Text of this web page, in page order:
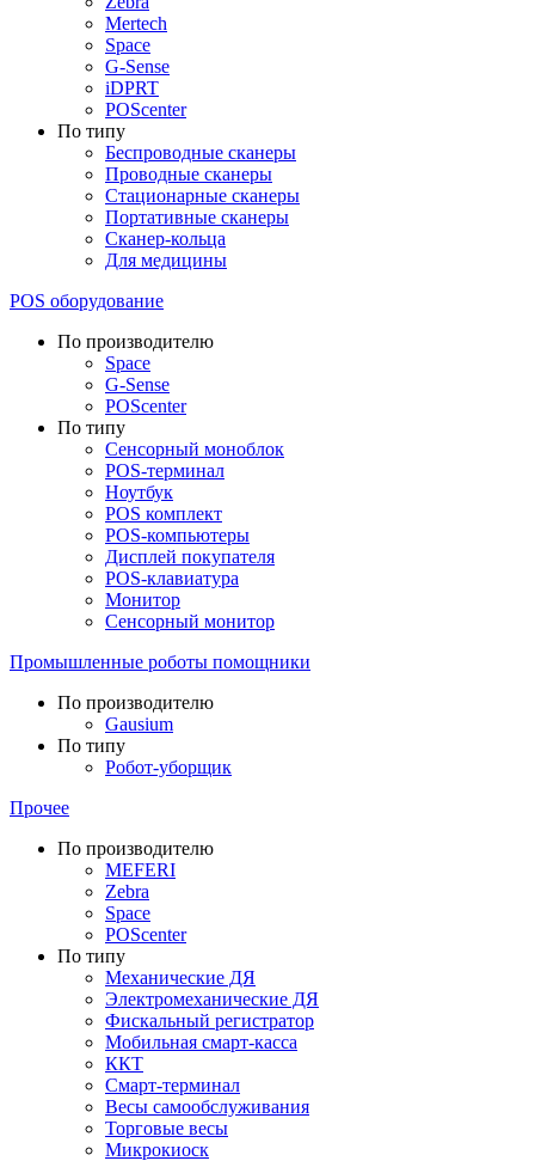
Mertech
Space
G-Sense
iDPRT
POScenter
По типу
Беспроводные сканеры
Проводные сканеры
Стационарные сканеры
Портативные сканеры
Сканер-кольца
Для медицины
POS оборудование
По производителю
Space
G-Sense
POScenter
По типу
Сенсорный моноблок
POS-терминал
Ноутбук
POS комплект
POS-компьютеры
Дисплей покупателя
POS-клавиатура
Монитор
Сенсорный монитор
Промышленные роботы помощники
По производителю
Gausium
По типу
Робот-уборщик
Прочее
По производителю
MEFERI
Zebra
Space
POScenter
По типу
Механические ДЯ
Электромеханические ДЯ
Фискальный регистратор
Мобильная смарт-касса
ККТ
Смарт-терминал
Весы самообслуживания
Торговые весы
Микрокиоск